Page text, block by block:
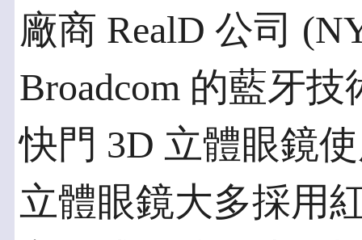
廠商 RealD 公司
Broadcom 的藍牙
快門 3D 立體眼鏡
立體眼鏡大多採用